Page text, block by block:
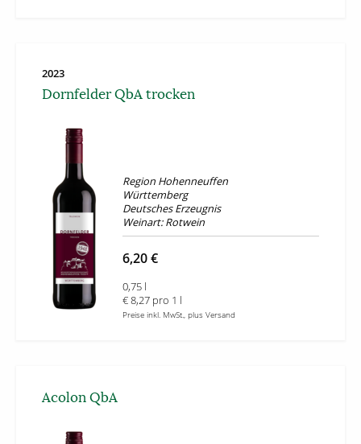
2023
Dornfelder QbA trocken
Region Hohenneuffen
Württemberg
Deutsches Erzeugnis
Weinart: Rotwein
6,20 €
0,75 l
€ 8,27 pro 1 l
Preise inkl. MwSt., plus Versand
Acolon QbA